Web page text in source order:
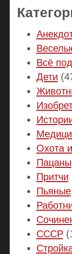
Всё
Дети
Охота
Пацаны
Притчи
Пьяные
СССР